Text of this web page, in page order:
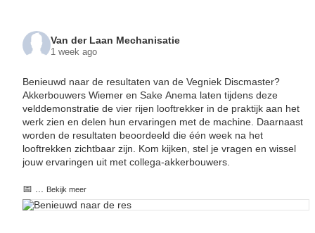
Van der Laan Mechanisatie
1 week ago
Benieuwd naar de resultaten van de Vegniek Discmaster?
Akkerbouwers Wiemer en Sake Anema laten tijdens deze
velddemonstratie de vier rijen looftrekker in de praktijk aan het
werk zien en delen hun ervaringen met de machine. Daarnaast
worden de resultaten beoordeeld die één week na het
looftrekken zichtbaar zijn. Kom kijken, stel je vragen en wissel
jouw ervaringen uit met collega-akkerbouwers.
📅 Bekijk meer